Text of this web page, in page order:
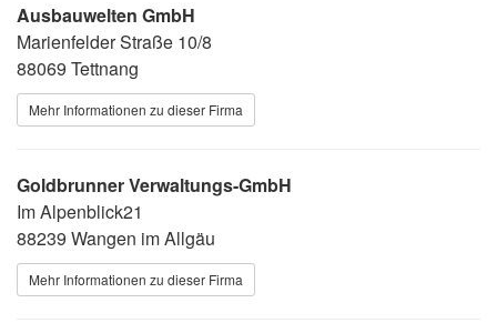
Ausbauwelten GmbH
Marienfelder Straße 10/8
88069 Tettnang
Mehr Informationen zu dieser Firma
Goldbrunner Verwaltungs-GmbH
Im Alpenblick21
88239 Wangen im Allgäu
Mehr Informationen zu dieser Firma